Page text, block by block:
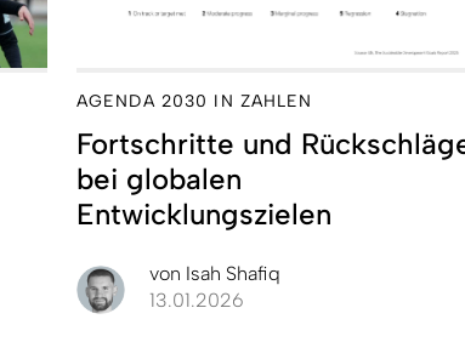
AGENDA 2030 IN ZAHLEN
Fortschritte und
bei globalen
Entwicklungszielen
von Isah Shafiq
13.01.2026